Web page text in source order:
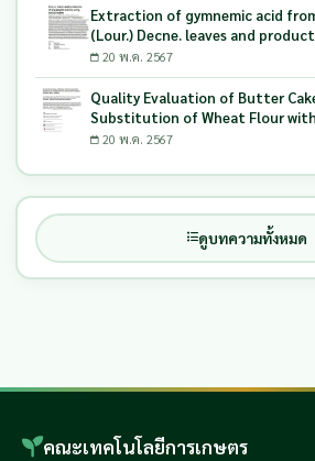
Extraction of gymnemic acid
(Lour.) Decne. leaves and
extract using maltodextrin
20 พ.ค. 2567
Quality Evaluation of Butter
Substitution of Wheat Flour with
(Glycine Max L.) Okara
20 พ.ค. 2567
ดูบทความทั้งหมด
คณะเทคโนโลยีการเกษตร